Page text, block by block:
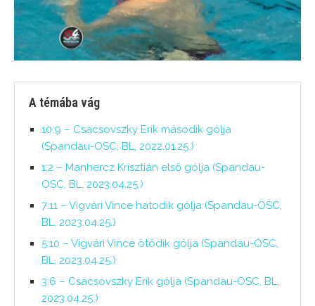
A témába vág
10:9 – Csacsovszky Erik második gólja
(Spandau-OSC, BL, 2022.01.25.)
1:2 – Manhercz Krisztián első gólja (Spandau-
OSC, BL, 2023.04.25.)
7:11 – Vigvári Vince hatodik gólja (Spandau-OSC,
BL, 2023.04.25.)
5:10 – Vigvári Vince ötödik gólja (Spandau-OSC,
BL, 2023.04.25.)
3:6 – Csacsovszky Erik gólja (Spandau-OSC, BL,
2023.04.25.)